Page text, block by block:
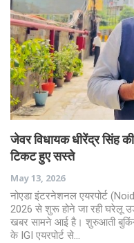
जेवर विधायक धीरेंद्र सिंह
टिकट हुए सस्ते
May 13, 2026
नोएडा इंटरनेशनल एयरपोर्ट
2026 से शुरू होने जा रही घरेलू
खबर सामने आई है। शुरुआती बुकिंग
के IGI एयरपोर्ट से…